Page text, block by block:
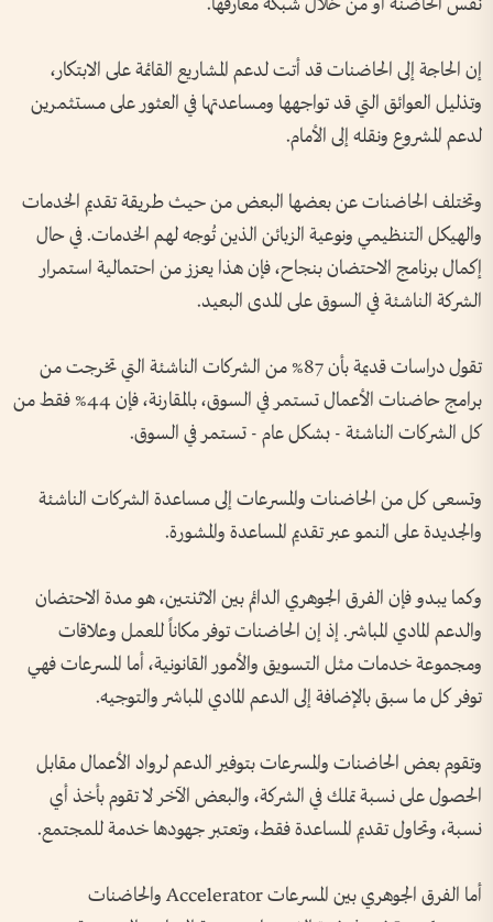
إن الحاجة إلى الحاضنات قد أتت لدعم المشاريع القائمة على الابتكار،
وتذليل العوائق التي قد تواجهها ومساعدتها في العثور على مستثمرين
لدعم المشروع ونقله إلى الأمام.
وتختلف الحاضنات عن بعضها البعض من حيث طريقة تقديم الخدمات
والهيكل التنظيمي ونوعية الزبائن الذين تُوجه لهم الخدمات. في حال
إكمال برنامج الاحتضان بنجاح، فإن هذا يعزز من احتمالية استمرار
الشركة الناشئة في السوق على المدى البعيد.
تقول دراسات قديمة بأن 87% من الشركات الناشئة التي تخرجت من
برامج حاضنات الأعمال تستمر في السوق، بالمقارنة، فإن 44% فقط من
كل الشركات الناشئة - بشكل عام - تستمر في السوق.
وتسعى كل من الحاضنات والمسرعات إلى مساعدة الشركات الناشئة
والجديدة على النمو عبر تقديم المساعدة والمشورة.
وكما يبدو فإن الفرق الجوهري الدائم بين الاثنتين، هو مدة الاحتضان
والدعم المادي المباشر. إذ إن الحاضنات توفر مكاناً للعمل وعلاقات
ومجموعة خدمات مثل التسويق والأمور القانونية، أما المسرعات فهي
توفر كل ما سبق بالإضافة إلى الدعم المادي المباشر والتوجيه.
وتقوم بعض الحاضنات والمسرعات بتوفير الدعم لرواد الأعمال مقابل
الحصول على نسبة تملك في الشركة، والبعض الآخر لا تقوم بأخذ أي
نسبة، وتحاول تقديم المساعدة فقط، وتعتبر جهودها خدمة للمجتمع.
أما الفرق الجوهري بين المسرعات Accelerator والحاضنات